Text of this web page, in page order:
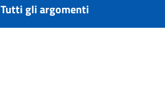
Tutti gli argomenti